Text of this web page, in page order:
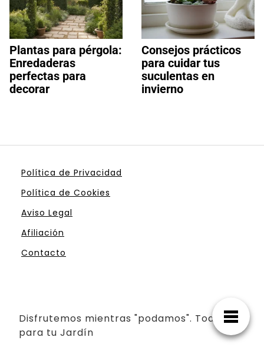
Plantas para pérgola:
Enredaderas
perfectas para
decorar
Consejos prácticos
para cuidar tus
suculentas en
invierno
Política de Privacidad
Política de Cookies
Aviso Legal
Afiliación
Contacto
Disfrutemos mientras "podamos". Todo
para tu Jardín